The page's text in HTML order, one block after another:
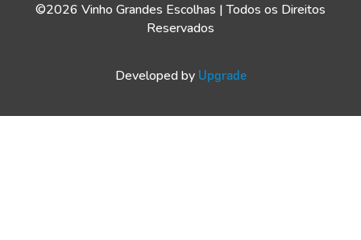
©2026 Vinho Grandes Escolhas | Todos os Direitos
Reservados
Developed by Upgrade